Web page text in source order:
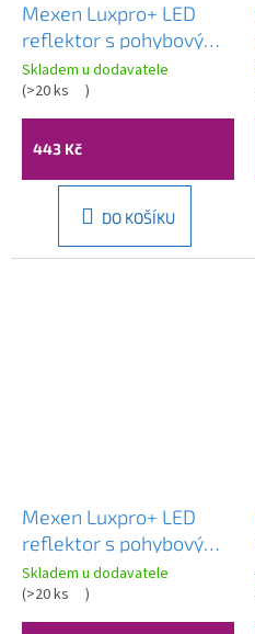
Mexen Luxpro+ LED
reflektor s pohybovým
senzorem, 70W,
studená - 6500K, 7700
lm, černá - L236-070-
65-70
Skladem u dodavatele
(>20 ks )
443 Kč
DO KOŠÍKU
Mexen Luxpro+ LED
reflektor s pohybovým
senzorem, 70W,
neutrální - 4000K, 7700
lm, černá - L236-070-
Skladem u dodavatele
(>20 ks )